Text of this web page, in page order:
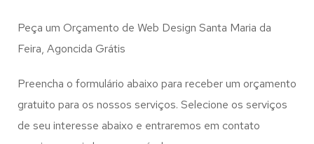
Peça um Orçamento de Web Design Santa Maria da
Feira, Agoncida Grátis
Preencha o formulário abaixo para receber um orçamento
gratuito para os nossos serviços. Selecione os serviços
de seu interesse abaixo e entraremos em contato